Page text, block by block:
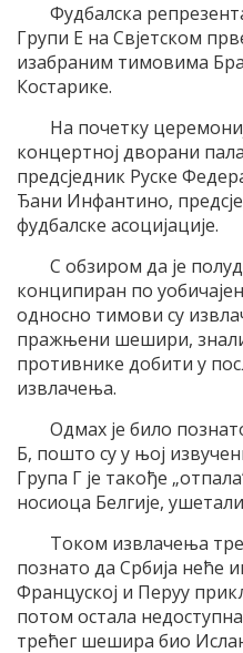
Фудбалска
Групи Е на Свјетском
изабраним тимовима
Костарике.
На почетку
концертној дворани
предсједник Руске
Ђани Инфантино,
фудбалске асоцијације.
С обзиром да је
конципиран по
односно тимови су
пражњени шешири, знали
противнике добити у
извлачења.
Одмах је било
Б, пошто су у њој
Група Г је такође
носиоца Белгије,
Током извлачења
познато да Србија неће
Француској и Перуу
потом остала
трећег шешира био